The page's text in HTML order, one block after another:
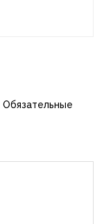
Обязательные